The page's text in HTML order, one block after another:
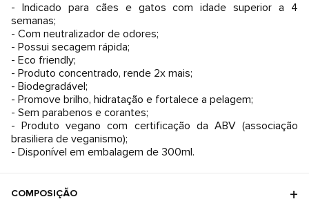
- Indicado para cães e gatos com idade superior a 4
semanas;
- Com neutralizador de odores;
- Possui secagem rápida;
- Eco friendly;
- Produto concentrado, rende 2x mais;
- Biodegradável;
- Promove brilho, hidratação e fortalece a pelagem;
- Sem parabenos e corantes;
- Produto vegano com certificação da ABV (associação
brasiliera de veganismo);
- Disponível em embalagem de 300ml.
COMPOSIÇÃO